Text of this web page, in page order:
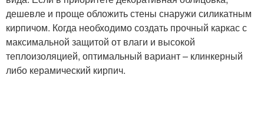
фундамент
Монолитное основание
Плиты для фундамента
дешевле и проще обложить стены снаружи силикатным
кирпичом. Когда необходимо создать прочный каркас с
максимальной защитой от влаги и высокой
теплоизоляцией, оптимальный вариант – клинкерный
либо керамический кирпич.